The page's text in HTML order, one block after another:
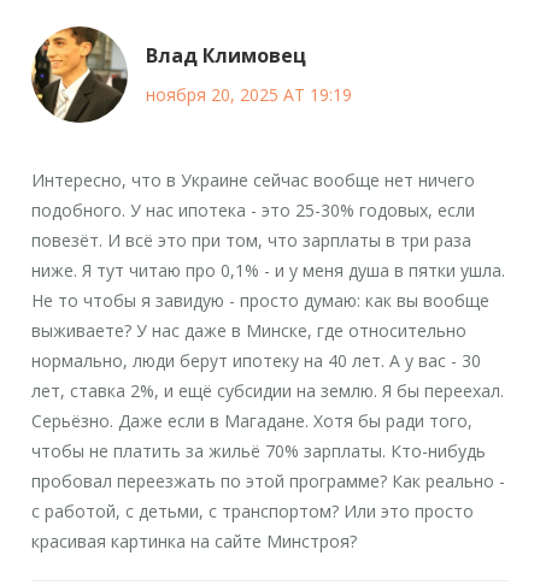
Влад Климовец
ноября 20, 2025 AT 19:19
Интересно, что в Украине сейчас вообще нет ничего
подобного. У нас ипотека - это 25-30% годовых, если
повезёт. И всё это при том, что зарплаты в три раза
ниже. Я тут читаю про 0,1% - и у меня душа в пятки ушла.
Не то чтобы я завидую - просто думаю: как вы вообще
выживаете? У нас даже в Минске, где относительно
нормально, люди берут ипотеку на 40 лет. А у вас - 30
лет, ставка 2%, и ещё субсидии на землю. Я бы переехал.
Серьёзно. Даже если в Магадане. Хотя бы ради того,
чтобы не платить за жильё 70% зарплаты. Кто-нибудь
пробовал переезжать по этой программе? Как реально -
с работой, с детьми, с транспортом? Или это просто
красивая картинка на сайте Минстроя?